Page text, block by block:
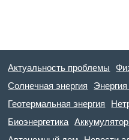
Актуальность проблемы
Солнечная энергия
Геотермальная энергия
Биоэнергетика